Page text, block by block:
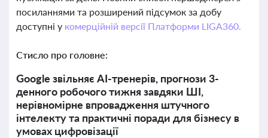
посиланнями та розширений підсумок за добу
доступні у комерційній версії Платформи LIGA360.
Стисло про головне:
Google звільняє AI-тренерів, прогнози 3-
денного робочого тижня завдяки ШІ,
нерівномірне впровадження штучного
інтелекту та практичні поради для бізнесу в
умовах цифровізації